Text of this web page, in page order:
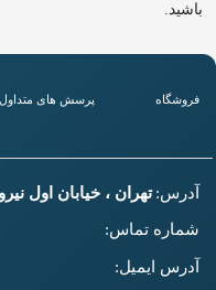
باشید.
فروشگاه پرسش های متداول
آدرس: تهران ، خیابان اول
شماره تماس:
آدرس ایمیل: